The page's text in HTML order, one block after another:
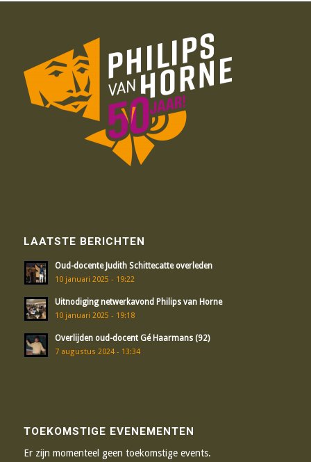
LAATSTE BERICHTEN
Oud-docente Judith Schittecatte overleden
10 januari 2025 - 19:22
Uitnodiging netwerkavond Philips van Horne
10 januari 2025 - 19:18
Overlijden oud-docent Gé Haarmans (92)
7 augustus 2024 - 13:34
TOEKOMSTIGE EVENEMENTEN
Er zijn momenteel geen toekomstige events.